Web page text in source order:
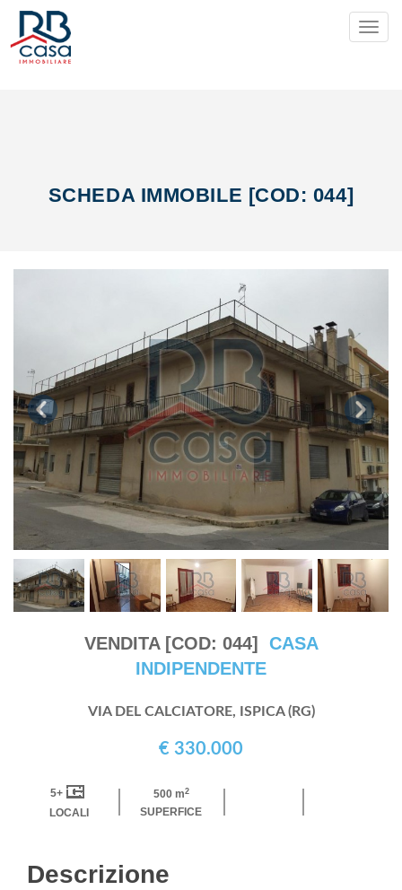
SCHEDA IMMOBILE [COD: 044]
VENDITA [COD: 044] CASA
INDIPENDENTE
VIA DEL CALCIATORE, ISPICA (RG)
€ 330.000
5+
LOCALI
500 m2
SUPERFICE
Descrizione